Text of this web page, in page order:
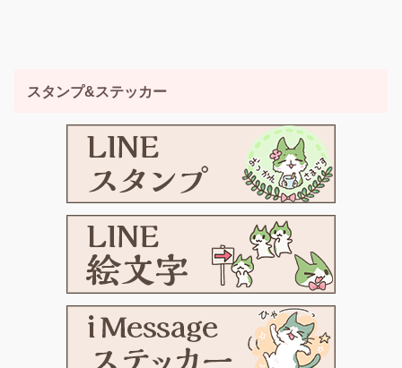
スタンプ&ステッカー